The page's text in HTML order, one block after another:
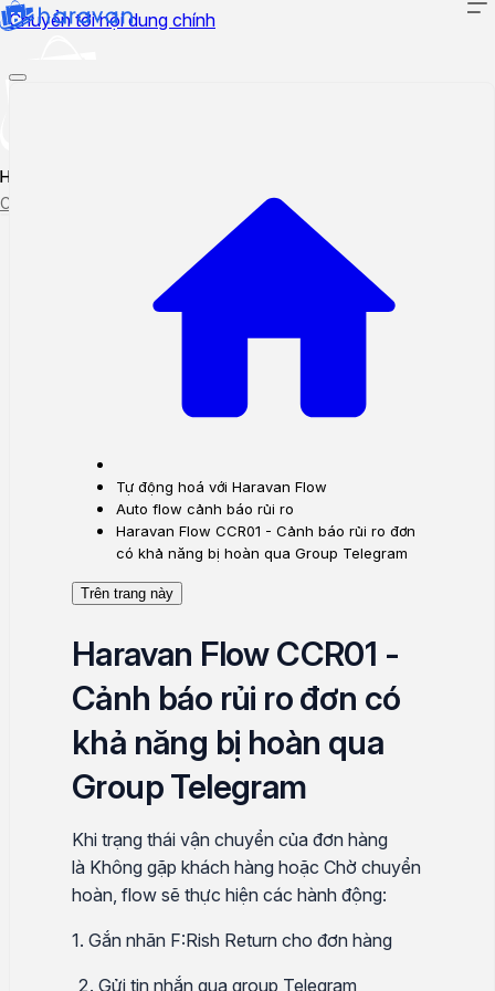
Chuyển tới nội dung chính
Hướng dẫn sử dụng
Cập nhật tính năng mới
Theo dõi ticket
Tự động hoá với Haravan Flow
Auto flow cảnh báo rủi ro
Haravan Flow CCR01 - Cảnh báo rủi ro đơn
có khả năng bị hoàn qua Group Telegram
Trên trang này
Haravan Flow CCR01 -
Cảnh báo rủi ro đơn có
khả năng bị hoàn qua
Group Telegram
Khi trạng thái vận chuyển của đơn hàng
là Không gặp khách hàng hoặc Chờ chuyển
hoàn, flow sẽ thực hiện các hành động:
1. Gắn nhãn F:Rish Return cho đơn hàng
Gửi tin nhắn qua group Telegram